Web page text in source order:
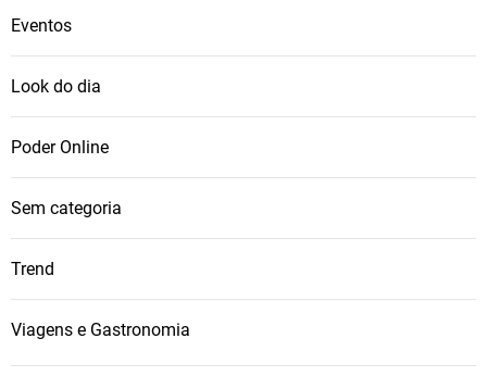
Eventos
Look do dia
Poder Online
Sem categoria
Trend
Viagens e Gastronomia